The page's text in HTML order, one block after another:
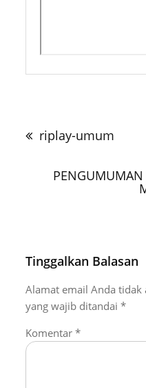
posriplay-umum
PENGUMUMAN
Tinggalkan Balasan
Alamat email Anda
yang wajib ditandai*
Komentar*